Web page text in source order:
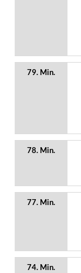
79. Min.
78. Min.
77. Min.
74. Min.